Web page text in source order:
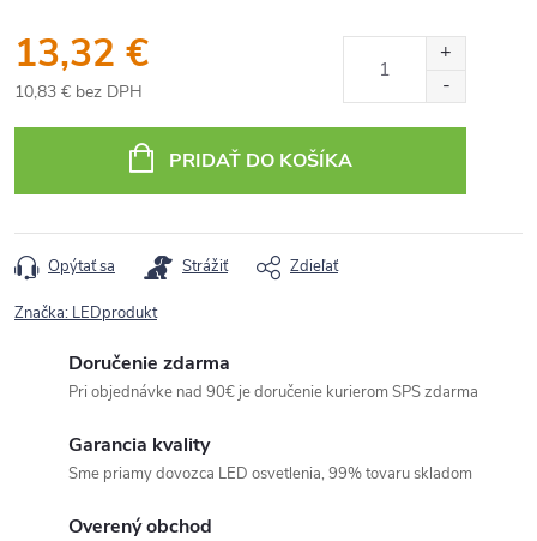
13,32 €
10,83 € bez DPH
cena:
PRIDAŤ DO KOŠÍKA
Opýtať sa Strážiť Zdieľať
Značka: LEDprodukt
Doručenie zdarma
Pri objednávke nad 90€ je doručenie kurierom SPS zdarma
Garancia kvality
Sme priamy dovozca LED osvetlenia, 99% tovaru skladom
Overený obchod